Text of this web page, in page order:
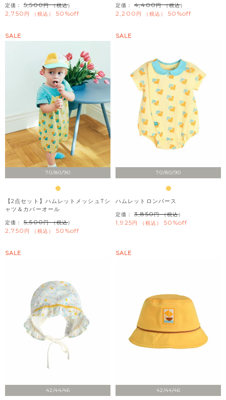
定価： 5,500 （税込）
2,750 税込 50%off
定価： 4,400 （税込）
2,200 税込 50%off
70/80/90
SALE
【2点セット】ハムレットメッシュTシ
ャツ＆カバーオール
定価： 5,500 （税込）
2,750 税込 50%off
70/80/90
SALE
ハムレットロンパース
定価： 3,850 （税込）
1,925 税込 50%off
42/44/46
SALE
42/44/46
SALE